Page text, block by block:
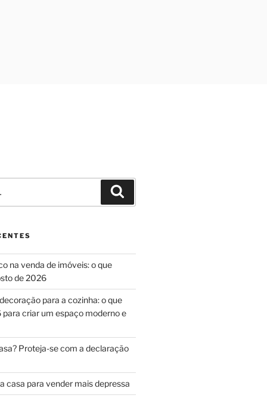
na venda de imóveis: o que
de 2026
para a cozinha: o que
criar um espaço moderno e
Proteja-se com a declaração
casa para vender mais depressa